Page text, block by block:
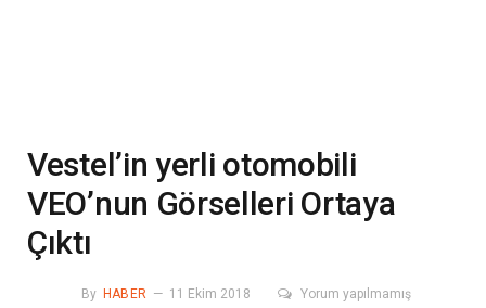
Vestel’in yerli otomobili
VEO’nun Görselleri Ortaya
Çıktı
By HABER 11 Ekim 2018 Yorum yapılmamış